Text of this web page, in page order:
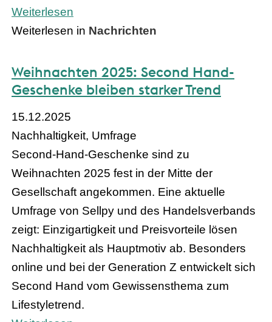
Weiterlesen
Weiterlesen in Nachrichten
Weihnachten 2025: Second Hand-
Geschenke bleiben starker Trend
15.12.2025
Nachhaltigkeit, Umfrage
Second-Hand-Geschenke sind zu
Weihnachten 2025 fest in der Mitte der
Gesellschaft angekommen. Eine aktuelle
Umfrage von Sellpy und des Handelsverbands
zeigt: Einzigartigkeit und Preisvorteile lösen
Nachhaltigkeit als Hauptmotiv ab. Besonders
online und bei der Generation Z entwickelt sich
Second Hand vom Gewissensthema zum
Lifestyletrend.